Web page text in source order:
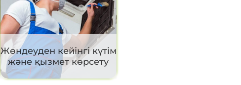
Жөндеуден кейінгі күтім
және қызмет көрсету